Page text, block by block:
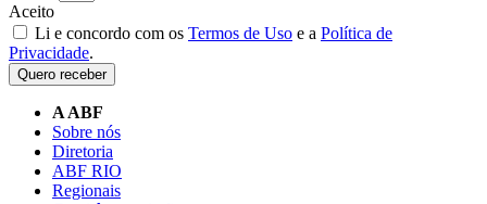
Aceito
Li e concordo com os Termos de Uso e a Política de
Privacidade.
Quero receber
A ABF
Sobre nós
Diretoria
ABF RIO
Regionais